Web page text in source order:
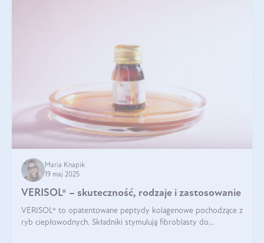
Maria Knapik
19 maj 2025
VERISOL® – skuteczność, rodzaje i zastosowanie
VERISOL® to opatentowane peptydy kolagenowe pochodzące z
ryb ciepłowodnych. Składniki stymulują fibroblasty do